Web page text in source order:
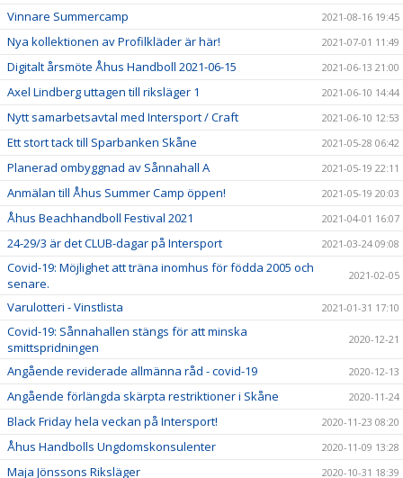
Vinnare Summercamp 2021-08-16 19:45
Nya kollektionen av Profilkläder är här! 2021-07-01 11:49
Digitalt årsmöte Åhus Handboll 2021-06-15 2021-06-13 21:00
Axel Lindberg uttagen till riksläger 1 2021-06-10 14:44
Nytt samarbetsavtal med Intersport / Craft 2021-06-10 12:53
Ett stort tack till Sparbanken Skåne 2021-05-28 06:42
Planerad ombyggnad av Sånnahall A 2021-05-19 22:11
Anmälan till Åhus Summer Camp öppen! 2021-05-19 20:03
Åhus Beachhandboll Festival 2021 2021-04-01 16:07
24-29/3 är det CLUB-dagar på Intersport 2021-03-24 09:08
Covid-19: Möjlighet att träna inomhus för födda 2005 och
senare.
2021-02-05
Varulotteri - Vinstlista 2021-01-31 17:10
Covid-19: Sånnahallen stängs för att minska
smittspridningen
2020-12-21
Angående reviderade allmänna råd - covid-19 2020-12-13
Angående förlängda skärpta restriktioner i Skåne 2020-11-24
Black Friday hela veckan på Intersport! 2020-11-23 08:20
Åhus Handbolls Ungdomskonsulenter 2020-11-09 13:28
Maja Jönssons Riksläger 2020-10-31 18:39